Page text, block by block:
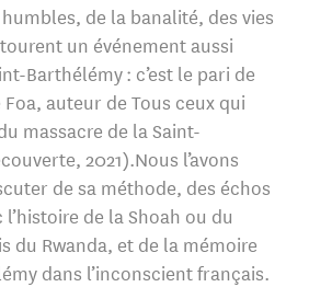
de la banalité, des vies
un événement aussi
Barthélémy : c’est le pari de
auteur de Tous ceux qui
massacre de la Saint-
2021).Nous l’avons
de sa méthode, des échos
de la Shoah ou du
du Rwanda, et de la mémoire
dans l’inconscient français.